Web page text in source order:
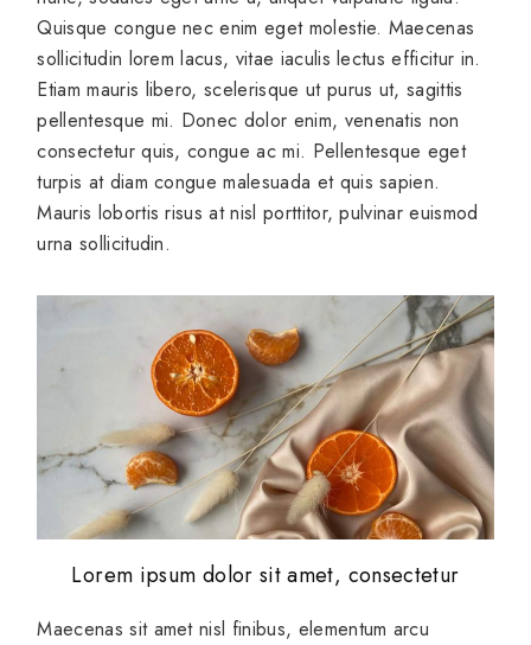
Quisque congue nec enim eget molestie. Maecenas
sollicitudin lorem lacus, vitae iaculis lectus efficitur in.
Etiam mauris libero, scelerisque ut purus ut, sagittis
pellentesque mi. Donec dolor enim, venenatis non
consectetur quis, congue ac mi. Pellentesque eget
turpis at diam congue malesuada et quis sapien.
Mauris lobortis risus at nisl porttitor, pulvinar euismod
urna sollicitudin.
Lorem ipsum dolor sit amet, consectetur
Maecenas sit amet nisl finibus, elementum arcu